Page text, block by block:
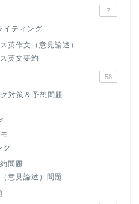
7
イティング
英作文（意見論述）
英文要約
58
対策＆予想問題
グ
問題
意見論述）問題